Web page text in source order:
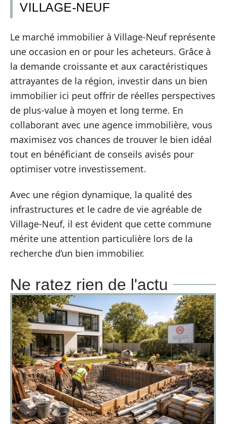
VILLAGE-NEUF
Le marché immobilier à Village-Neuf représente
une occasion en or pour les acheteurs. Grâce à
la demande croissante et aux caractéristiques
attrayantes de la région, investir dans un bien
immobilier ici peut offrir de réelles perspectives
de plus-value à moyen et long terme. En
collaborant avec une agence immobilière, vous
maximisez vos chances de trouver le bien idéal
tout en bénéficiant de conseils avisés pour
optimiser votre investissement.
Avec une région dynamique, la qualité des
infrastructures et le cadre de vie agréable de
Village-Neuf, il est évident que cette commune
mérite une attention particulière lors de la
recherche d’un bien immobilier.
Ne ratez rien de l'actu